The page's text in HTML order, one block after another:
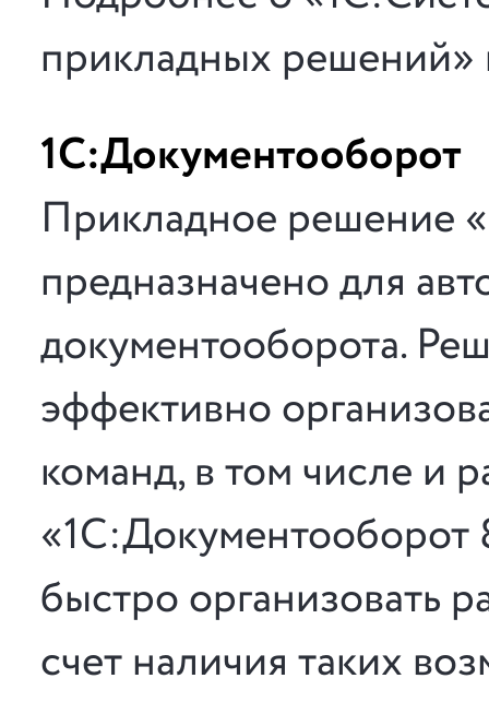
прикладных
1С:Документооборот
Прикладное решение
предназначено для
документооборота.
эффективно
команд, в том числе и
«1С:Документооборот
быстро организовать
счет наличия таких